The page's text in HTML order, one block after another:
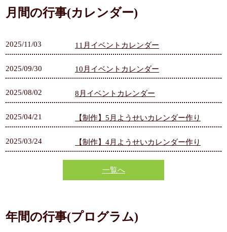
月間の行事(カレンダー)
2025/11/03 11月イベントカレンダー
2025/09/30 10月イベントカレンダー
2025/08/02 8月イベントカレンダー
2025/04/21 【制作】5月ようせいカレンダー作り
2025/03/24 【制作】4月ようせいカレンダー作り
一覧へ
年間の行事(プログラム)